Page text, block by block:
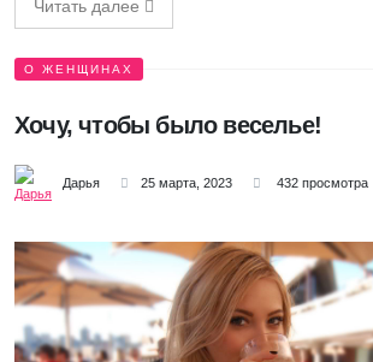
Читать далее
О ЖЕНЩИНАХ
Хочу, чтобы было веселье!
Дарья 25 марта, 2023 432 просмотра